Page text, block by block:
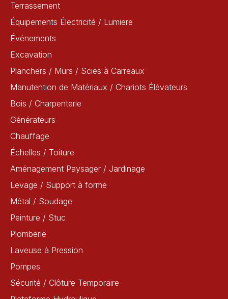
Terrassement
Équipements Électricité / Lumiere
Événements
Excavation
Planchers / Murs / Scies à Carreaux
Manutention de Matériaux / Chariots Élévateurs
Bois / Charpenterie
Générateurs
Chauffage
Échelles / Toiture
Aménagement Paysager / Jardinage
Levage / Support à forme
Métal / Soudage
Peinture / Stuc
Plomberie
Laveuse à Pression
Pompes
Sécurité / Clôture Temporaire